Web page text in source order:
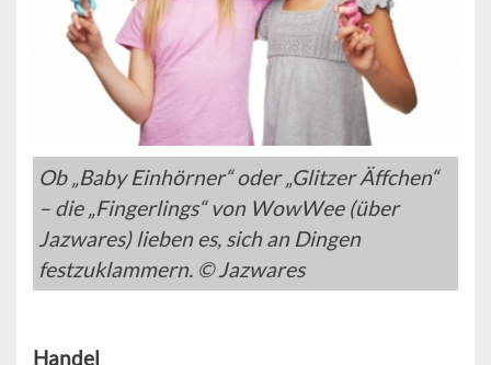
Ob „Baby Einhörner“ oder „Glitzer Äffchen“
– die „Fingerlings“ von WowWee (über
Jazwares) lieben es, sich an Dingen
festzuklammern. © Jazwares
Handel